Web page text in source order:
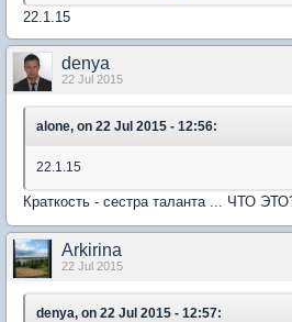
22.1.15
denya
22 Jul 2015
alone, on 22 Jul 2015 - 12:56:
22.1.15
Краткость - сестра таланта ... ЧТО
Arkirina
22 Jul 2015
denya, on 22 Jul 2015 - 12:57: